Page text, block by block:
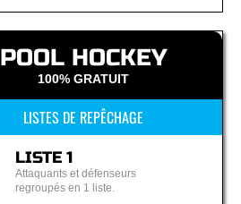
POOL HOCKEY
100% GRATUIT
LISTES DE REPÊCHAGE
LISTE 1
Attaquants et défenseurs
regroupés en 1 liste.